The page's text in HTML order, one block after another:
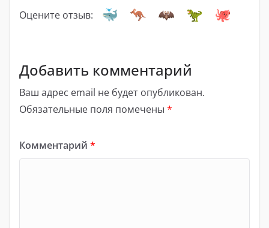
Оцените отзыв:
Добавить комментарий
Ваш адрес email не будет опубликован.
Обязательные поля помечены *
Комментарий *